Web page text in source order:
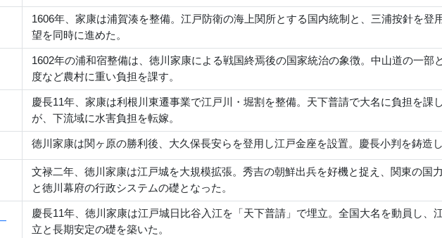
1606年、家康は浦賀湊を整備。江戸防衛の海上関所とする国内統制と、三浦按針を
望を同時に進めた。
1602年の浦和宿整備は、徳川家康による戦国終焉後の国家統治の象徴。中山道の一
度など農村に重い負担を課す。
慶長11年、家康は利根川東遷事業で江戸川・堀割を整備。天下普請で大名に負担を
が、下流域に水害負担を転嫁。
徳川家康は関ヶ原の勝利後、大久保長安らを登用し江戸金座を設置。慶長小判を鋳造
文禄二年、徳川家康は江戸城を大規模拡張。秀吉の朝鮮出兵を好機と捉え、関東の国
と徳川幕府の行政システムの礎となった。
慶長11年、徳川家康は江戸城日比谷入江を「天下普請」で埋立。全国大名を動員し
立と長期安定の礎を築いた。